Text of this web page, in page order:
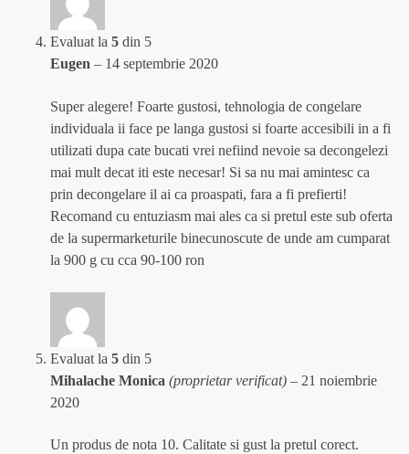
Evaluat la 5 din 5
Eugen – 14 septembrie 2020
Super alegere! Foarte gustosi, tehnologia de congelare
individuala ii face pe langa gustosi si foarte accesibili in a fi
utilizati dupa cate bucati vrei nefiind nevoie sa decongelezi
mai mult decat iti este necesar! Si sa nu mai amintesc ca
prin decongelare il ai ca proaspati, fara a fi prefierti!
Recomand cu entuziasm mai ales ca si pretul este sub oferta
de la supermarketurile binecunoscute de unde am cumparat
la 900 g cu cca 90-100 ron
Evaluat la 5 din 5
Mihalache Monica (proprietar verificat) – 21 noiembrie
2020
Un produs de nota 10. Calitate si gust la pretul corect.